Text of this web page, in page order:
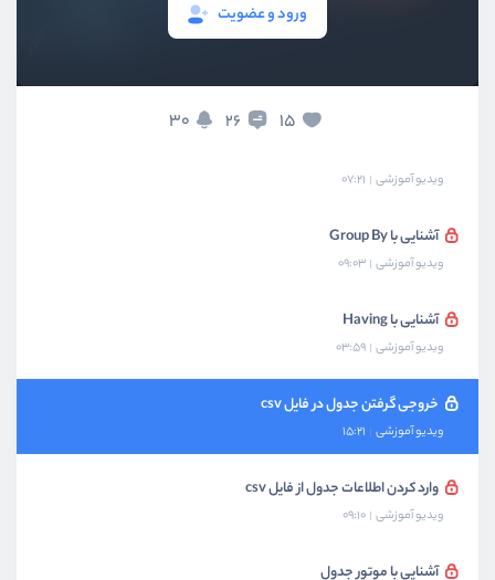
ورود و عضویت
15
26
30
ویدیو آموزشی 07:21
آشنایی با Group By
ویدیو آموزشی 09:03
آشنایی با Having
ویدیو آموزشی 03:59
خروجی گرفتن جدول در فایل csv
ویدیو آموزشی 15:21
وارد کردن اطلاعات جدول از فایل csv
ویدیو آموزشی 09:10
آشنایی با موتور جدول